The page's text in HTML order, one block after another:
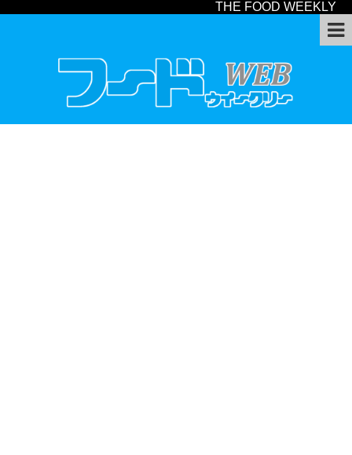
THE FOOD WEEKLY